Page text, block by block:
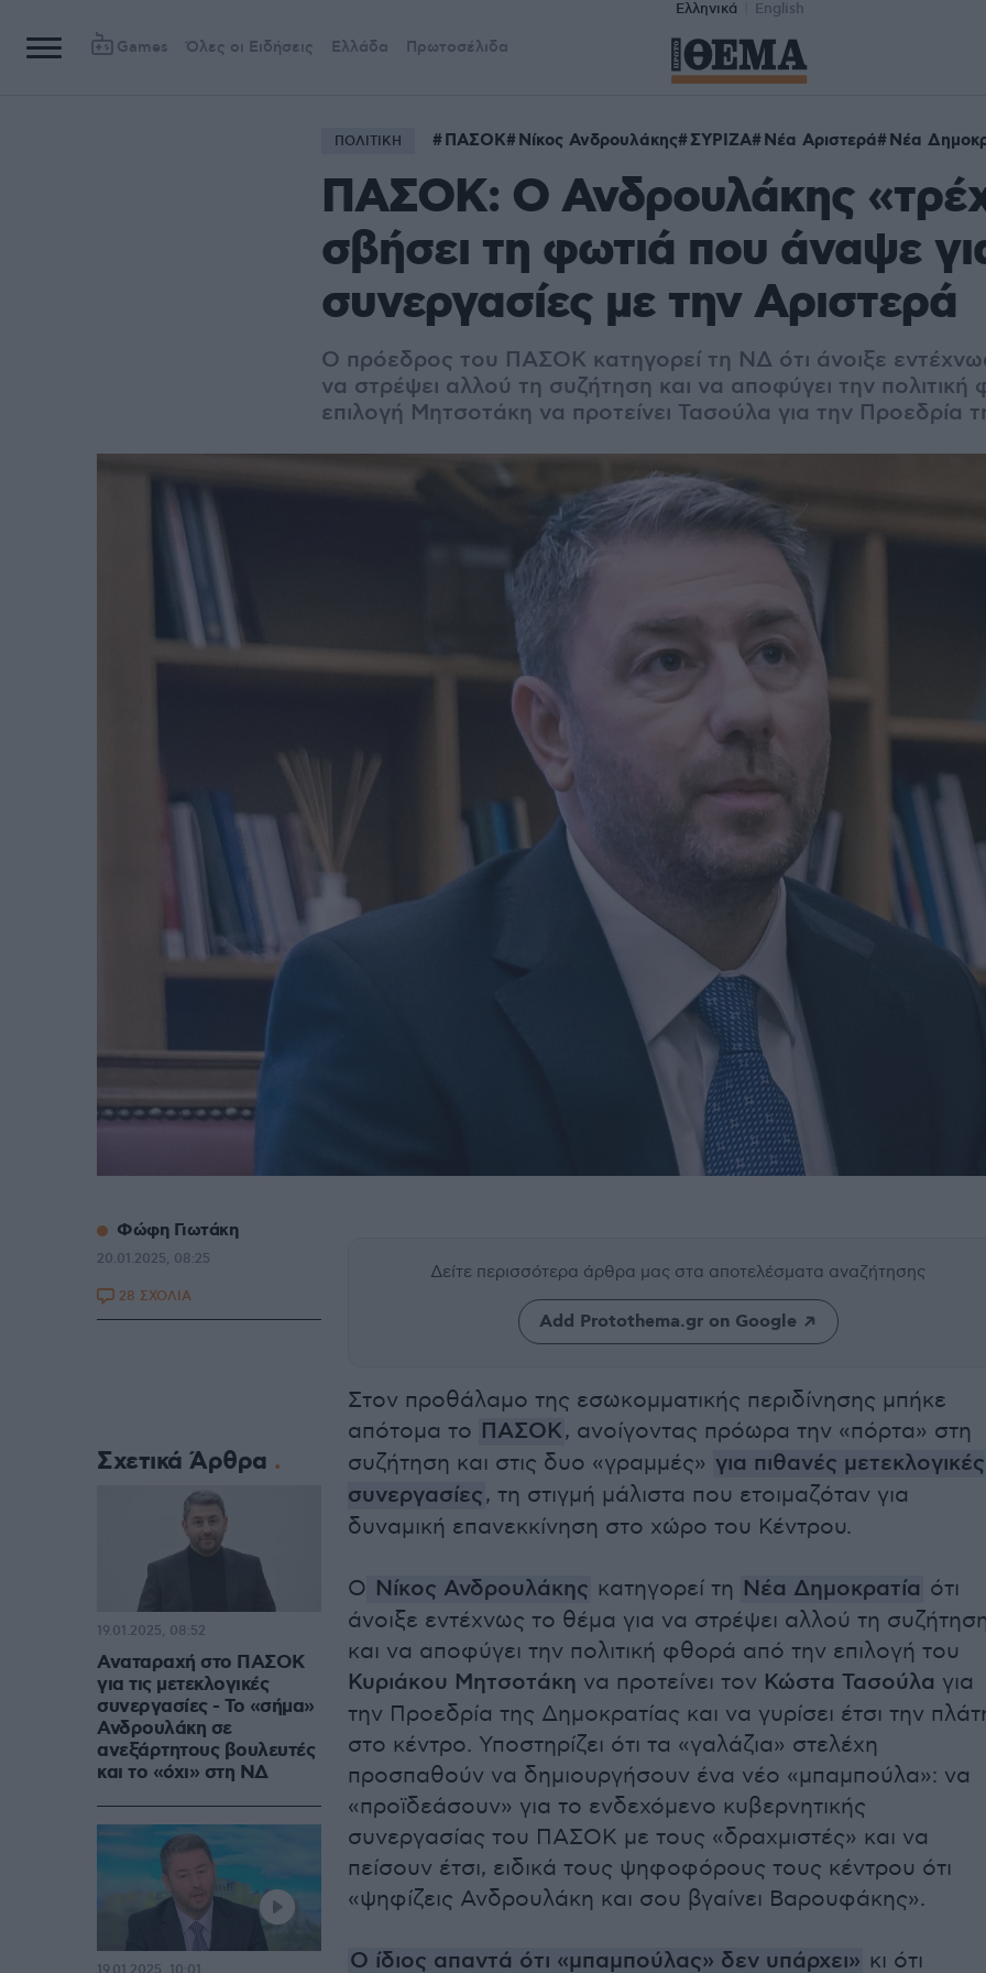
Ελληνικά English
Games Όλες οι Ειδήσεις Ελλάδα Πρωτοσέλιδα
ΠΟΛΙΤΙΚΗ ΠΑΣΟΚ Νίκος Ανδρουλάκης ΣΥΡΙΖΑ Νέα Αριστερά Νέα
ΠΑΣΟΚ: Ο Ανδρουλάκης
σβήσει τη φωτιά που άναψε
συνεργασίες με την Αριστερά
Ο πρόεδρος του ΠΑΣΟΚ κατηγορεί τη ΝΔ ότι άνοιξε
να στρέψει αλλού τη συζήτηση και να αποφύγει την
επιλογή Μητσοτάκη να προτείνει Τασούλα για την Προεδρία
Δείτε περισσότερα άρθρα μας στα αποτελέσματα αναζήτησης
Add Protothema.gr on Google
Στον προθάλαμο της εσωκομματικής περιδίνησης μπήκε
απότομα το ΠΑΣΟΚ, ανοίγοντας πρόωρα την «πόρτα» στη
συζήτηση και στις δυο «γραμμές» για πιθανές μετεκλογικές
συνεργασίες, τη στιγμή μάλιστα που ετοιμαζόταν για
δυναμική επανεκκίνηση στο χώρο του Κέντρου.
Ο Νίκος Ανδρουλάκης κατηγορεί τη Νέα Δημοκρατία ότι
άνοιξε εντέχνως το θέμα για να στρέψει αλλού τη
και να αποφύγει την πολιτική φθορά από την επιλογή του
Κυριάκου Μητσοτάκη να προτείνει τον Κώστα Τασούλα για
την Προεδρία της Δημοκρατίας και να γυρίσει έτσι την
στο κέντρο. Υποστηρίζει ότι τα «γαλάζια» στελέχη
προσπαθούν να δημιουργήσουν ένα νέο «μπαμπούλα»: να
«προϊδεάσουν» για το ενδεχόμενο κυβερνητικής
συνεργασίας του ΠΑΣΟΚ με τους «δραχμιστές» και να
πείσουν έτσι, ειδικά τους ψηφοφόρους τους κέντρου ότι
«ψηφίζεις Ανδρουλάκη και σου βγαίνει Βαρουφάκης».
Ο ίδιος απαντά ότι «μπαμπούλας» δεν υπάρχει» κι ότι
Φώφη Γιωτάκη
20.01.2025, 08:25
28 ΣΧΟΛΙΑ
Σχετικά Άρθρα
Αναταραχή στο ΠΑΣΟΚ
για τις μετεκλογικές
συνεργασίες - Το «σήμα»
Ανδρουλάκη σε
ανεξάρτητους βουλευτές
και το «όχι» στη ΝΔ
19.01.2025, 08:52